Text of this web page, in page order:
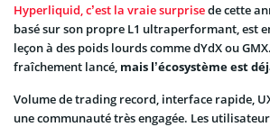
Hyperliquid, c’est la vraie surprisede cette
basé sur son propre L1 ultraperformant, est
leçon à des poids lourds comme dYdX ou
fraîchement lancé, mais l’écosystème est
Volume de trading record, interface rapide,
une communauté très engagée. Les